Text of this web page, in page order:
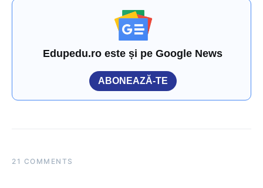
Edupedu.ro este și pe Google News
ABONEAZĂ-TE
21 COMMENTS